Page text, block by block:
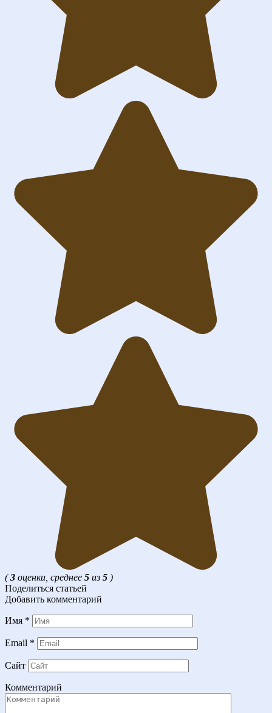
(3 оценки, среднее 5 из 5 )
Поделиться статьей
Добавить комментарий
Имя *
Email *
Сайт
Комментарий